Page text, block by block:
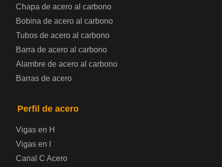
Bobina de chapa de acero
Chapa de acero para automoción
Placa de acero para calderas y recipientes a
presión
Placa de acero para puentes
Chapa de acero a cuadros
Chapa de acero prelacada
Chapa de acero al carbono
Bobina de acero al carbono
Tubos de acero al carbono
Barra de acero al carbono
Alambre de acero al carbono
Barras de acero
Perfil de acero
Vigas en H
Vigas en I
Canal C Acero